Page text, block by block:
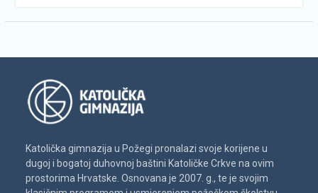
Katolička gimnazija u Požegi pronalazi svoje korijene u
dugoj i bogatoj duhovnoj baštini Katoličke Crkve na ovim
prostorima Hrvatske. Osnovana je 2007. g., te je svojim